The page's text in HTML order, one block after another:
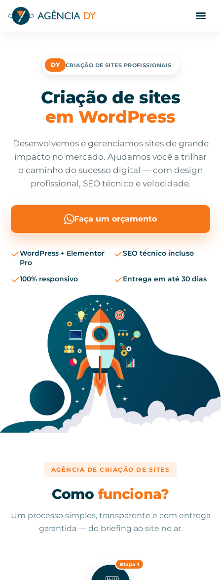
DY CRIAÇÃO DE SITES PROFISSIONAIS
Criação de sites
em WordPress
Desenvolvemos e gerenciamos sites de grande
impacto no mercado. Ajudamos você a trilhar
o caminho do sucesso digital — com design
profissional, SEO técnico e velocidade.
Faça um orçamento
WordPress + Elementor
Pro
SEO técnico incluso
100% responsivo Entrega em até 30 dias
AGÊNCIA DE CRIAÇÃO DE SITES
Como funciona?
Um processo simples, transparente e com entrega
garantida — do briefing ao site no ar.
Etapa 1